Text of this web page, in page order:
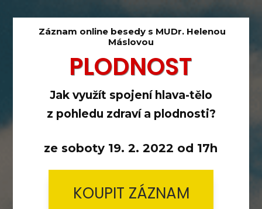
Záznam online besedy s MUDr. Helenou
Máslovou
PLODNOST
Jak využít spojení hlava-tělo
z pohledu zdraví a plodnosti?
ze soboty 19. 2. 2022 od 17h
KOUPIT ZÁZNAM